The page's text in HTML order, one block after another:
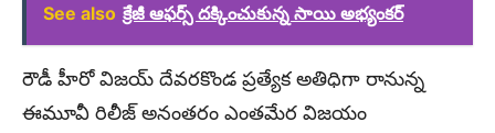
See also క్రేజీ ఆఫర్స్ దక్కించుకున్న సాయి అభ్యంకర్
రౌడీ హీరో విజయ్ దేవరకొండ ప్రత్యేక అతిధిగా రానున్న
ఈమూవీ రిలీజ్ అనంతరం ఎంతమేర విజయం